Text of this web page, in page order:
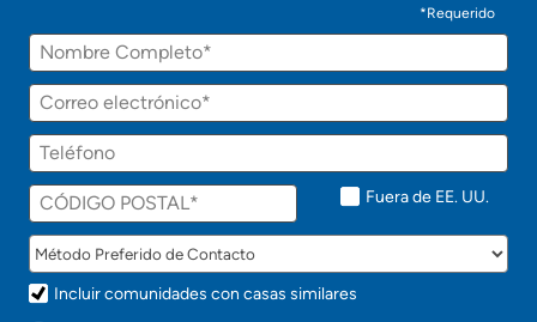
r
á
r
n
t
!
*Requerido
Nombre
Correo
electrónico
Teléfono
Fuera de EE. UU.
Incluir comunidades con casas similares